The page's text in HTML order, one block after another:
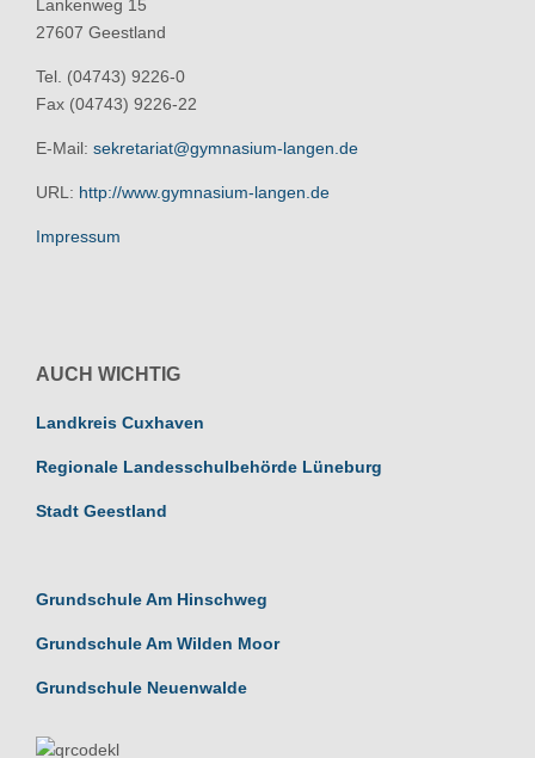
Lankenweg 15
27607 Geestland
Tel. (04743) 9226-0
Fax (04743) 9226-22
E-Mail: sekretariat@gymnasium-langen.de
URL: http://www.gymnasium-langen.de
Impressum
AUCH WICHTIG
Landkreis Cuxhaven
Regionale Landesschulbehörde Lüneburg
Stadt Geestland
Grundschule Am Hinschweg
Grundschule Am Wilden Moor
Grundschule Neuenwalde